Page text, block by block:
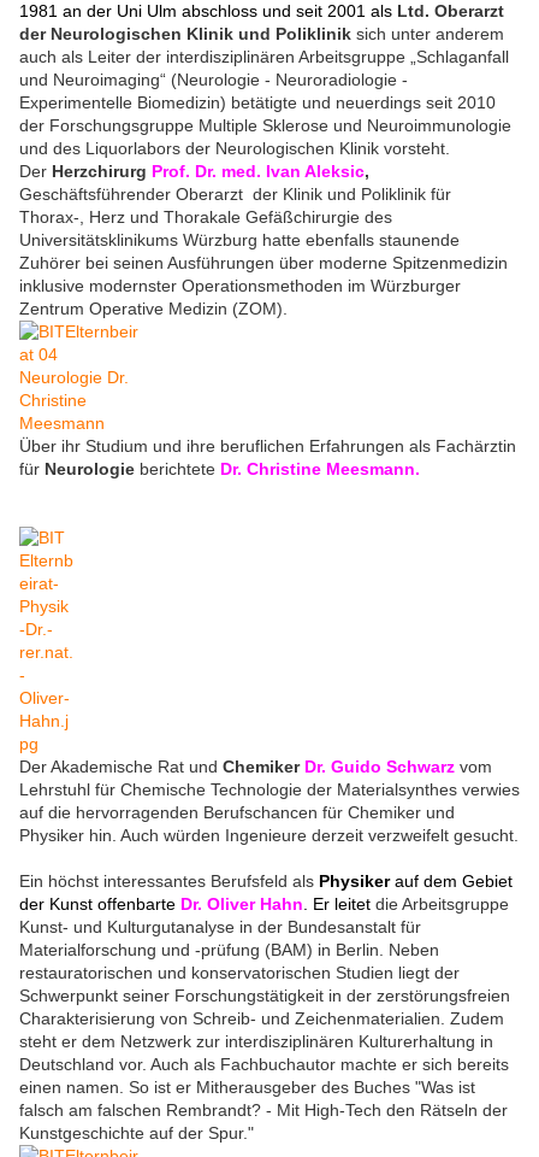
1981 an der Uni Ulm abschloss und seit 2001 als Ltd. Oberarzt
der Neurologischen Klinik und Poliklinik sich unter anderem
auch als Leiter der interdisziplinären Arbeitsgruppe „Schlaganfall
und Neuroimaging“ (Neurologie - Neuroradiologie -
Experimentelle Biomedizin) betätigte und neuerdings seit 2010
der Forschungsgruppe Multiple Sklerose und Neuroimmunologie
und des Liquorlabors der Neurologischen Klinik vorsteht.
Der Herzchirurg Prof. Dr. med. Ivan Aleksic,
Geschäftsführender Oberarzt der Klinik und Poliklinik für
Thorax-, Herz und Thorakale Gefäßchirurgie des
Universitätsklinikums Würzburg hatte ebenfalls staunende
Zuhörer bei seinen Ausführungen über moderne Spitzenmedizin
inklusive modernster Operationsmethoden im Würzburger
Zentrum Operative Medizin (ZOM).
Über ihr Studium und ihre beruflichen Erfahrungen als Fachärztin
für Neurologie berichtete Dr. Christine Meesmann.
Der Akademische Rat und Chemiker Dr. Guido Schwarz vom
Lehrstuhl für Chemische Technologie der Materialsynthes verwies
auf die hervorragenden Berufschancen für Chemiker und
Physiker hin. Auch würden Ingenieure derzeit verzweifelt gesucht.
Ein höchst interessantes Berufsfeld als Physiker auf dem Gebiet
der Kunst offenbarte Dr. Oliver Hahn . Er leitet die Arbeitsgruppe
Kunst- und Kulturgutanalyse in der Bundesanstalt für
Materialforschung und -prüfung (BAM) in Berlin. Neben
restauratorischen und konservatorischen Studien liegt der
Schwerpunkt seiner Forschungstätigkeit in der zerstörungsfreien
Charakterisierung von Schreib- und Zeichenmaterialien. Zudem
steht er dem Netzwerk zur interdisziplinären Kulturerhaltung in
Deutschland vor. Auch als Fachbuchautor machte er sich bereits
einen namen. So ist er Mitherausgeber des Buches "Was ist
falsch am falschen Rembrandt? - Mit High-Tech den Rätseln der
Kunstgeschichte auf der Spur."